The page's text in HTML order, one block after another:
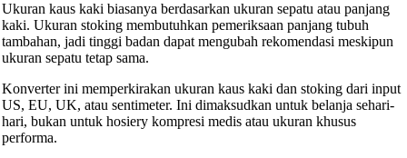
Ukuran kaus kaki biasanya berdasarkan ukuran sepatu atau panjang
kaki. Ukuran stoking membutuhkan pemeriksaan panjang tubuh
tambahan, jadi tinggi badan dapat mengubah rekomendasi meskipun
ukuran sepatu tetap sama.
Konverter ini memperkirakan ukuran kaus kaki dan stoking dari input
US, EU, UK, atau sentimeter. Ini dimaksudkan untuk belanja sehari-
hari, bukan untuk hosiery kompresi medis atau ukuran khusus
performa.